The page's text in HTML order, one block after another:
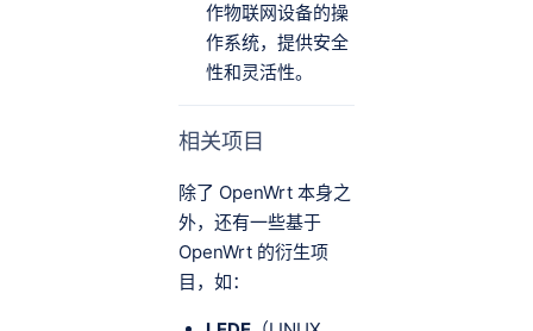
作物联网设备的操
作系统，提供安全
性和灵活性。
相关项目
除了 OpenWrt 本身之
外，还有一些基于
OpenWrt 的衍生项
目，如：